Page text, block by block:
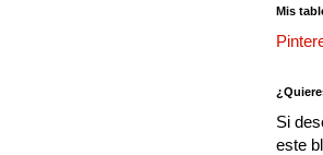
Mis
Si
este